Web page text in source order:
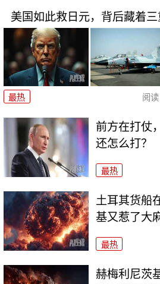
美国如此救日元，背后藏着三
最热 阅读
前方在打仗
还怎么打？
最热
土耳其货船
基又惹了大
最热
赫梅利尼茨